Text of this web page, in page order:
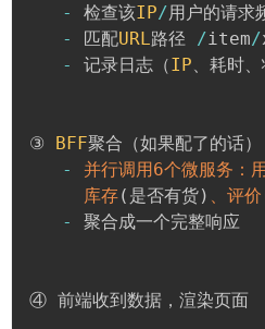
-
检查该IP/用户的请
-
匹配URL路径 /item/
-
记录日志（IP、耗时
③ BFF聚合（如果配了的话）
-
并行调用6个微服务：
库存( 是否有货) 、评价
-
聚合成一个完整响应
④ 前端收到数据，渲染页面